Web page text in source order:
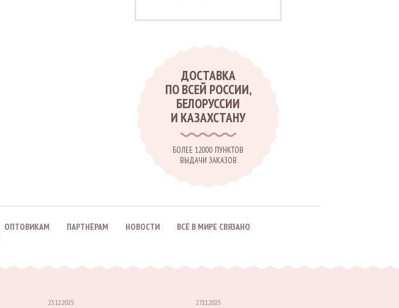
ДОСТАВКА
ПО ВСЕЙ РОССИИ,
БЕЛОРУССИИ
И КАЗАХСТАНУ
БОЛЕЕ 12000 ПУНКТОВ
ВЫДАЧИ ЗАКАЗОВ
ОПТОВИКАМ ПАРТНЁРАМ НОВОСТИ
ВСЁ В МИРЕ CВЯЗАНО
25.12.2025 27.11.2025